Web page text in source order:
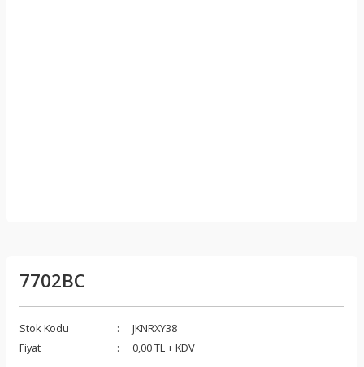
7702BC
Stok Kodu
JKNRXY38
Fiyat
0,00 TL + KDV